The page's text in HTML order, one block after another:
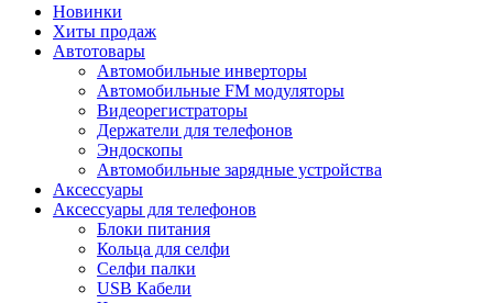
Новинки
Хиты продаж
Автотовары
Автомобильные инверторы
Автомобильные FM модуляторы
Видеорегистраторы
Держатели для телефонов
Эндоскопы
Автомобильные зарядные устройства
Аксессуары
Аксессуары для телефонов
Блоки питания
Кольца для селфи
Селфи палки
USB Кабели